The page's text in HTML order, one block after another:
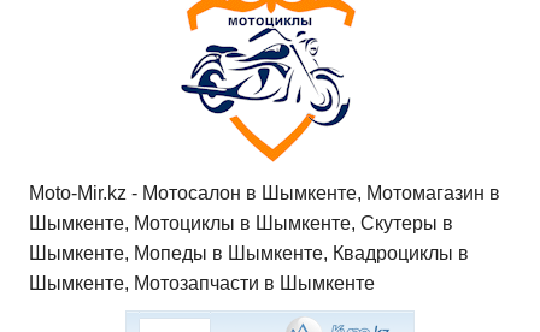
Moto-Mir.kz - Мотосалон в Шымкенте, Мотомагазин в
Шымкенте, Мотоциклы в Шымкенте, Скутеры в
Шымкенте, Мопеды в Шымкенте, Квадроциклы в
Шымкенте, Мотозапчасти в Шымкенте